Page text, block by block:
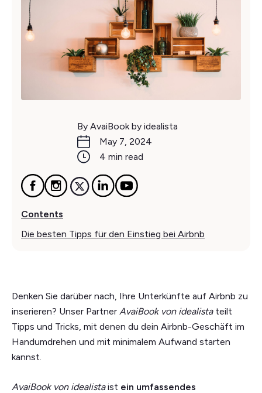
By AvaiBook by idealista
May 7, 2024
4 min read
Contents
Die besten Tipps für den Einstieg bei Airbnb
Denken Sie darüber nach, Ihre Unterkünfte auf Airbnb zu
inserieren? Unser Partner AvaiBook von idealistateilt
Tipps und Tricks, mit denen du dein Airbnb-Geschäft im
Handumdrehen und mit minimalem Aufwand starten
kannst.
AvaiBook von idealistaist ein umfassendes